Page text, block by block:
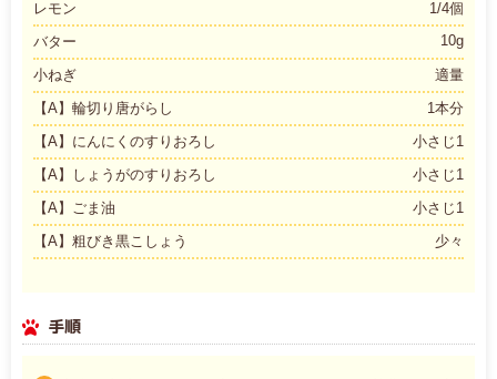
レモン
1/4個
バター
10g
小ねぎ
適量
【A】輪切り唐がらし
1本分
【A】にんにくのすりおろし
小さじ1
【A】しょうがのすりおろし
小さじ1
【A】ごま油
小さじ1
【A】粗びき黒こしょう
少々
手順